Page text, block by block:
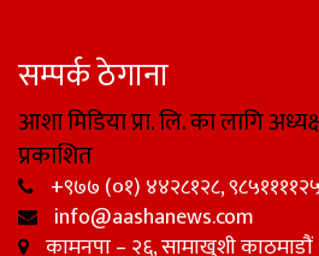
सम्पर्क ठेगाना
आशा मिडिया प्रा. लि. का लागि
प्रकाशित
+९७७ (०१) ४४२८१२८,
info@aashanews.com
कामनपा – २६, सामाखुशी काठमाडौं